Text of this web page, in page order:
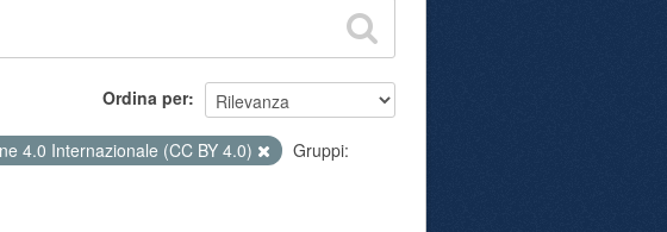
Ordina per
4.0 Internazionale (CC BY 4.0)
Gruppi: